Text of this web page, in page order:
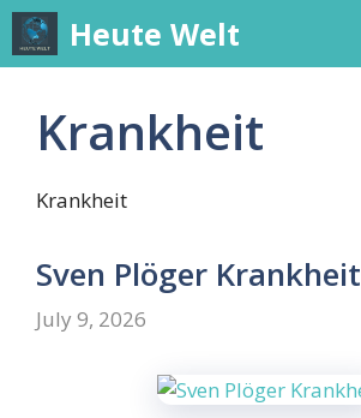
Skip
content
Heute Welt
Krankheit
Krankheit
Sven Plöger Krankheit
July 9, 2026